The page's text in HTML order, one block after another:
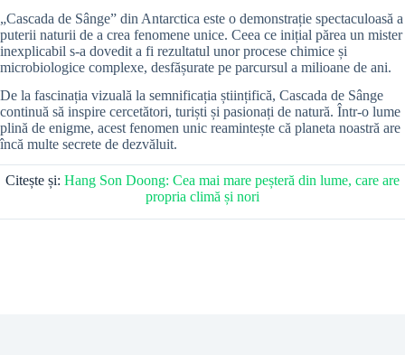
„Cascada de Sânge” din Antarctica este o demonstrație spectaculoasă a
puterii naturii de a crea fenomene unice. Ceea ce inițial părea un mister
inexplicabil s-a dovedit a fi rezultatul unor procese chimice și
microbiologice complexe, desfășurate pe parcursul a milioane de ani.
De la fascinația vizuală la semnificația științifică, Cascada de Sânge
continuă să inspire cercetători, turiști și pasionați de natură. Într-o lume
plină de enigme, acest fenomen unic reamintește că planeta noastră are
încă multe secrete de dezvăluit.
Citește și: Hang Son Doong: Cea mai mare peșteră din lume, care are
propria climă și nori